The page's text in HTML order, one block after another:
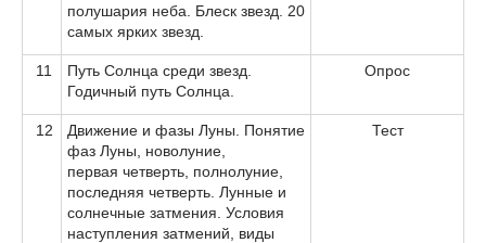
полушария неба. Блеск звезд. 20
самых ярких звезд.
11
Путь Солнца среди звезд.
Годичный путь Солнца.
Опрос
12
Движение и фазы Луны. Понятие
фаз Луны, новолуние,
первая четверть, полнолуние,
последняя четверть. Лунные и
солнечные затмения. Условия
наступления затмений, виды
Тест